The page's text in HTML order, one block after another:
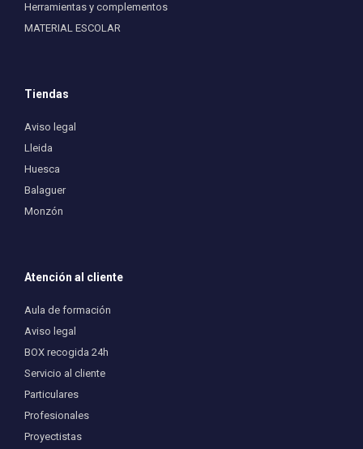
Herramientas y complementos
MATERIAL ESCOLAR
Tiendas
Aviso legal
Lleida
Huesca
Balaguer
Monzón
Atención al cliente
Aula de formación
Aviso legal
BOX recogida 24h
Servicio al cliente
Particulares
Profesionales
Proyectistas